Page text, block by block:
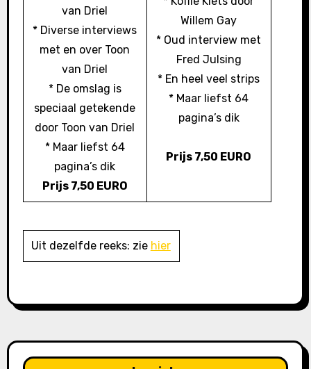
van Driel
* Diverse interviews
met en over Toon
van Driel
* De omslag is
speciaal getekende
door Toon van Driel
* Maar liefst 64
pagina’s dik
Prijs 7,50 EURO
Willem Gay
* Oud interview met
Fred Julsing
* En heel veel strips
* Maar liefst 64
pagina’s dik
Prijs 7,50 EURO
Uit dezelfde reeks: zie hier